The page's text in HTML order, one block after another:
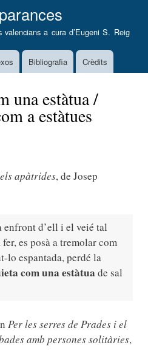
al
contingut
a cura d’Eugeni S. Reig
Bibliografia Crèdits
una estàtua /
a estàtues
apàtrides, de Josep
d’ell i el veié tal
es posà a tremolar com
lo espantada, perdé la
com una estàtua de sal
Per les serres de Prades i el
amb persones solitàries,